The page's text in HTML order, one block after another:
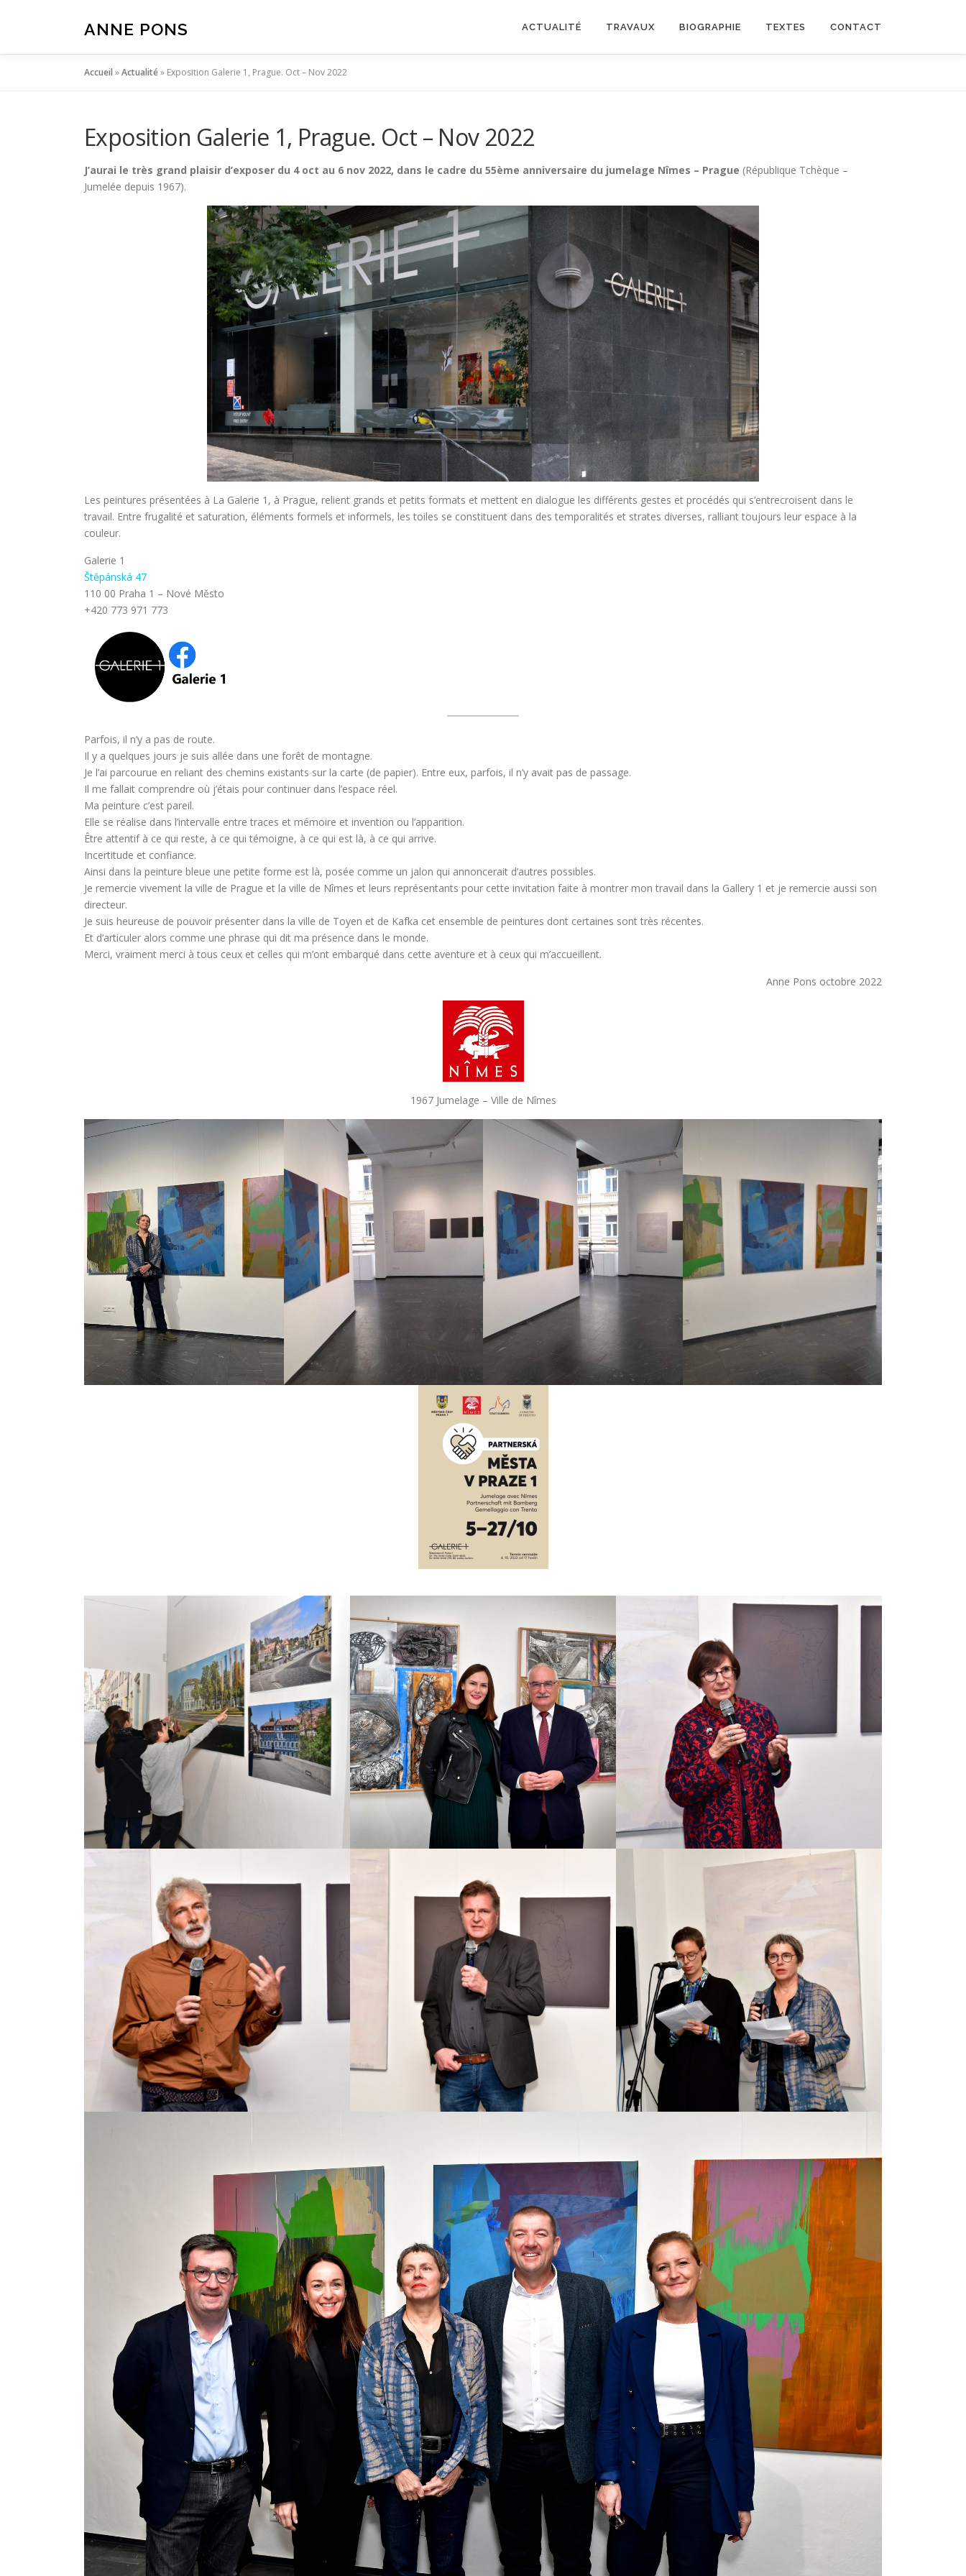
ANNE PONS ACTUALITÉ TRAVAUX BIOGRAPHIE TEXTES CONTACT
Accueil »Actualité» Exposition Galerie 1, Prague. Oct – Nov 2022
Exposition Galerie 1, Prague. Oct – Nov 2022
J’aurai le très grand plaisir d’exposer du 4 oct au 6 nov 2022, dans le cadre du 55ème anniversaire du jumelage Nîmes – Prague (République Tchèque –
Jumelée depuis 1967).
Les peintures présentées à La Galerie 1, à Prague, relient grands et petits formats et mettent en dialogue les différents gestes et procédés qui s’entrecroisent dans le
travail. Entre frugalité et saturation, éléments formels et informels, les toiles se constituent dans des temporalités et strates diverses, ralliant toujours leur espace à la
couleur.
Galerie 1
Štěpánská 47
110 00 Praha 1 – Nové Město
+420 773 971 773
Parfois, il n’y a pas de route.
Il y a quelques jours je suis allée dans une forêt de montagne.
Je l’ai parcourue en reliant des chemins existants sur la carte (de papier). Entre eux, parfois, il n’y avait pas de passage.
Il me fallait comprendre où j’étais pour continuer dans l’espace réel.
Ma peinture c’est pareil.
Elle se réalise dans l’intervalle entre traces et mémoire et invention ou l’apparition.
Être attentif à ce qui reste, à ce qui témoigne, à ce qui est là, à ce qui arrive.
Incertitude et confiance.
Ainsi dans la peinture bleue une petite forme est là, posée comme un jalon qui annoncerait d’autres possibles.
Je remercie vivement la ville de Prague et la ville de Nîmes et leurs représentants pour cette invitation faite à montrer mon travail dans la Gallery 1 et je remercie aussi son
directeur.
Je suis heureuse de pouvoir présenter dans la ville de Toyen et de Kafka cet ensemble de peintures dont certaines sont très récentes.
Et d’articuler alors comme une phrase qui dit ma présence dans le monde.
Merci, vraiment merci à tous ceux et celles qui m’ont embarqué dans cette aventure et à ceux qui m’accueillent.
Anne Pons octobre 2022
1967 Jumelage – Ville de Nîmes